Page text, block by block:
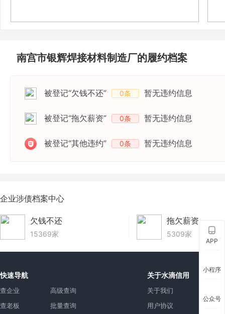
南宫市银辉焊接材料制造厂的履约档案
被登记“欠钱不还” 0条 暂无违约信息
被登记“拖欠薪资” 0条 暂无违约信息
被登记“其他违约” 0条 暂无违约信息
企业涉债档案中心
欠钱不还
15369家
拖欠薪资
5309家
快速导航
查企业
查老板
高级查询
批量查询
关于水滴信用
关于我们
用户协议
APP
小程序
公众号